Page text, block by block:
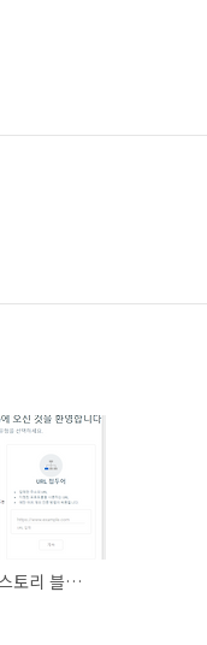
개인 도메인 티스토리 블로그 - 구글 검색 등록 (가비아 DNS 기준)